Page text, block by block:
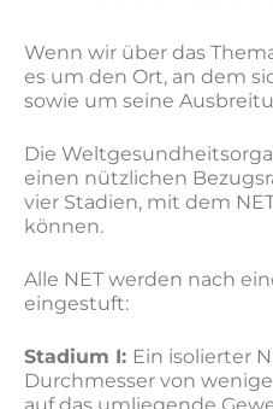
Wenn wir über das
es um den Ort, an dem
sowie um seine
Die
einen nützlichen
vier Stadien, mit dem
können.
Alle NET werden nach
eingestuft:
Stadium I: Ein isolierter
Durchmesser von